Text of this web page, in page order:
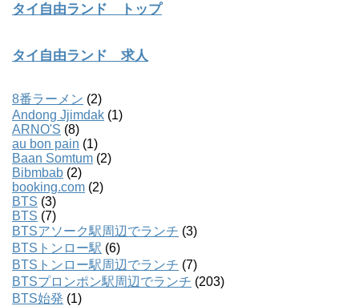
タイ自由ランド トップ
タイ自由ランド 求人
8番ラーメン (2)
Andong Jjimdak (1)
ARNO'S (8)
au bon pain (1)
Baan Somtum (2)
Bibmbab (2)
booking.com (2)
BTS (3)
BTS (7)
BTSアソーク駅周辺でランチ (3)
BTSトンロー駅 (6)
BTSトンロー駅周辺でランチ (7)
BTSプロンポン駅周辺でランチ (203)
BTS始発 (1)